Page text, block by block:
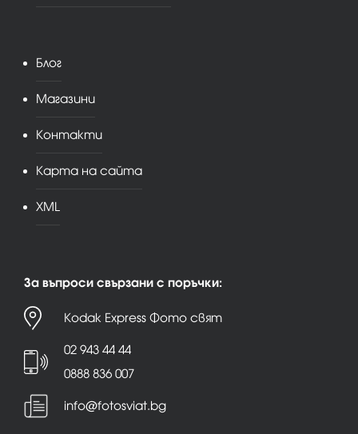
Блог
Магазини
Контакти
Карта на сайта
XML
За въпроси свързани с поръчки:
Kodak Express Фото свят
02 943 44 44
0888 836 007
info@fotosviat.bg